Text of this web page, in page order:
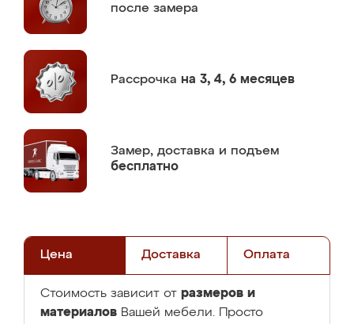
после замера
Рассрочка на 3, 4, 6 месяцев
Замер, доставка и подъем
бесплатно
Цена Доставка Оплата
Стоимость зависит от размеров и
материалов Вашей мебели. Просто